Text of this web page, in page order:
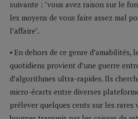
suivante : "vous avez raison sur le
les moyens de vous faire assez mal
l’affaire".
▪ En dehors de ce genre d’amabilités,
quotidiens provient d’une guerre
d’algorithmes ultra-rapides. Ils
micro-écarts entre diverses
prélever quelques cents sur les rares